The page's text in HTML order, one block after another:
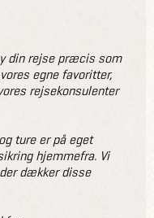
din rejse præcis som
egne favoritter,
rejsekonsulenter
ture er på eget
hjemmefra. Vi
dækker disse